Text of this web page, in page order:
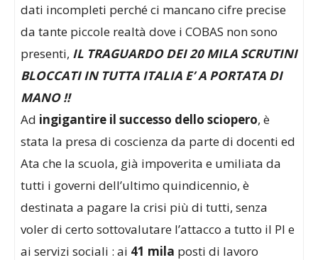
dati incompleti perché ci mancano cifre precise
da tante piccole realtà dove i COBAS non sono
presenti, IL TRAGUARDO DEI 20 MILA SCRUTINI
BLOCCATI IN TUTTA ITALIA E’ A PORTATA DI
MANO !!
Ad ingigantire il successo dello sciopero, è
stata la presa di coscienza da parte di docenti ed
Ata che la scuola, già impoverita e umiliata da
tutti i governi dell’ultimo quindicennio, è
destinata a pagare la crisi più di tutti, senza
voler di certo sottovalutare l’attacco a tutto il PI e
ai servizi sociali : ai 41 mila posti di lavoro